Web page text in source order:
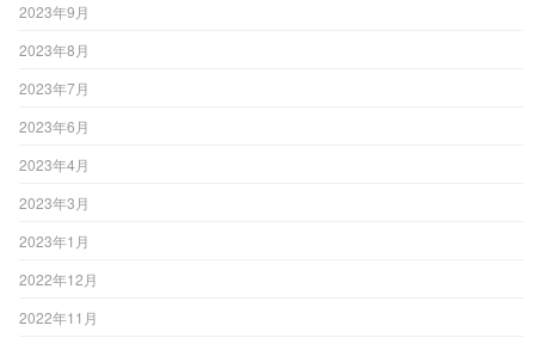
2023年9月
2023年8月
2023年7月
2023年6月
2023年4月
2023年3月
2023年1月
2022年12月
2022年11月